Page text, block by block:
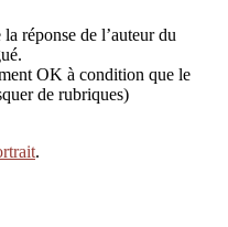
réponse de l’auteur du
OK à condition que le
de rubriques)
.